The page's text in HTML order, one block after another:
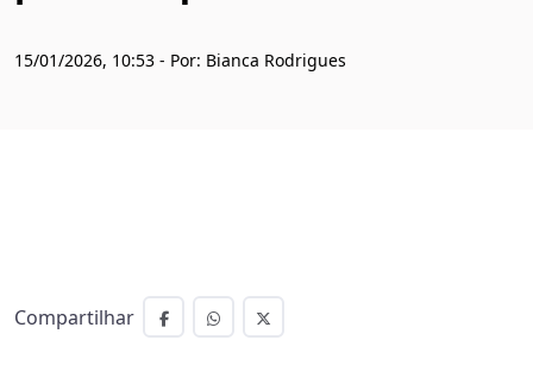
15/01/2026, 10:53 - Por: Bianca Rodrigues
Compartilhar